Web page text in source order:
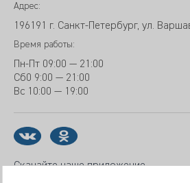
Адрес:
196191 г. Санкт-Петербург, ул.
Время работы:
Пн-Пт 09:00 — 21:00
Сб0 9:00 — 21:00
Вс 10:00 — 19:00
Скачайте наше приложение